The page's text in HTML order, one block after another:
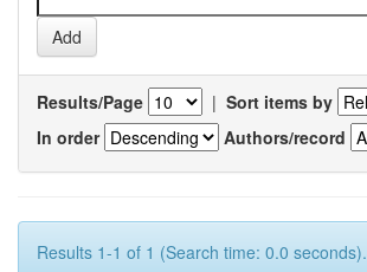
Results/Page | Sort items by
In order
Authors/record
Results 1-1 of 1 (Search time: 0.0 seconds).